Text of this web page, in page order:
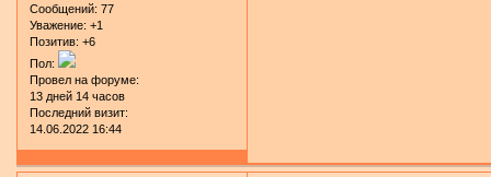
Сообщений: 77
Уважение: +1
Позитив: +6
Пол:
Провел на форуме:
13 дней 14 часов
Последний визит:
14.06.2022 16:44